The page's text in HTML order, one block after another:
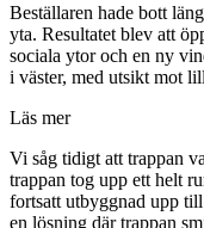
Beställaren hade bott
yta. Resultatet blev att
sociala ytor och en ny
i väster, med utsikt mot
Läs mer
Vi såg tidigt att trappan
trappan tog upp ett helt
fortsatt utbyggnad upp
en lösning där trappan